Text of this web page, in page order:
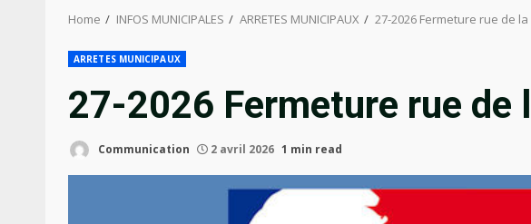
Home INFOS MUNICIPALES ARRETES MUNICIPAUX 27-2026 Fermeture rue de
ARRETES MUNICIPAUX
27-2026 Fermeture rue de
Communication 2 avril 2026 1 min read